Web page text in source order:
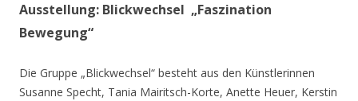
Ausstellung: Blickwechsel „Faszination
Bewegung“
Die Gruppe „Blickwechsel“ besteht aus den Künstlerinnen
Susanne Specht, Tania Mairitsch-Korte, Anette Heuer, Kerstin